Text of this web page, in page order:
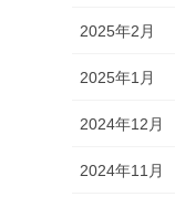
2025年2月
2025年1月
2024年12月
2024年11月